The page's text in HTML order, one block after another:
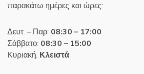
παρακάτω ημέρες και ώρες:
Δευτ. – Παρ: 08:30 – 17:00
Σάββατο: 08:30 – 15:00
Κυριακή: Κλειστά